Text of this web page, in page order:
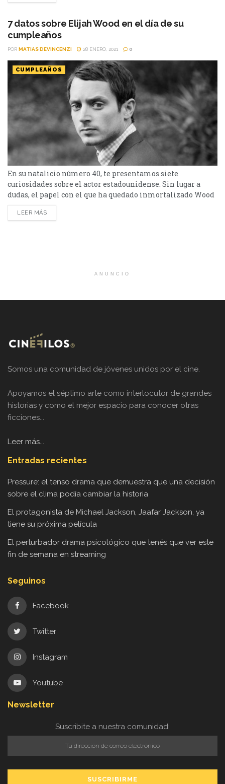
7 datos sobre Elijah Wood en el día de su
cumpleaños
POR MATIAS DEVINCENZI 28 ENERO, 2021 0
CUMPLEAÑOS
En su natalicio número 40, te presentamos siete
curiosidades sobre el actor estadounidense. Sin lugar a
dudas, el papel con el que ha quedado inmortalizado Wood
es Frodo en la trilogía de “El Señor de los Anillos”. A
continuación, te presentamos datos que tal vez no conocías
LEER MÁS
ANUNCIO
Somos una comunidad de jóvenes unidos por el cine.
Apoyamos el séptimo arte como interlocutor de grandes
historias y como el mejor espacio para conocer otras
ficciones...
Leer más...
Entradas recientes
Pressure: el tenso drama que demuestra que una decisión
sobre el clima podía cambiar la historia
El protagonista de Michael Jackson, Jaafar Jackson, ya
tiene su próxima película
El perturbador drama psicológico que tenés que ver este
fin de semana en streaming
Seguinos
Facebook
Twitter
Instagram
Youtube
Newsletter
Suscribite a nuestra comunidad: